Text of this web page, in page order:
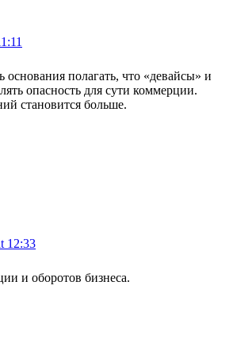
основания полагать, что «девайсы» и
опасность для сути коммерции.
становится больше.
12:33
и оборотов бизнеса.